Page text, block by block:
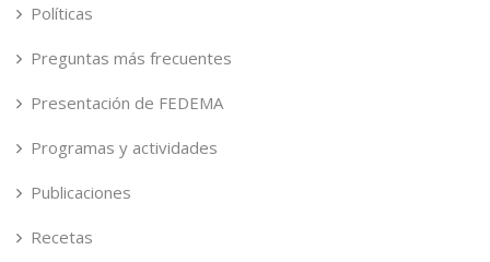
Políticas
Preguntas más frecuentes
Presentación de FEDEMA
Programas y actividades
Publicaciones
Recetas